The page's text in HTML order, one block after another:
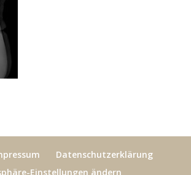
Datenschutzerklärung
Einstellungen ändern